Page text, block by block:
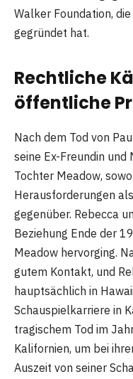
Walker Foundation,
gegründet hat.
Rechtliche
öffentliche
Nach dem Tod von
seine Ex-Freundin
Tochter Meadow,
Herausforderungen
gegenüber. Rebecca
Beziehung Ende der
Meadow hervorging.
gutem Kontakt, und
hauptsächlich in
Schauspielkarriere in
tragischem Tod im
Kalifornien, um bei
Auszeit von seiner